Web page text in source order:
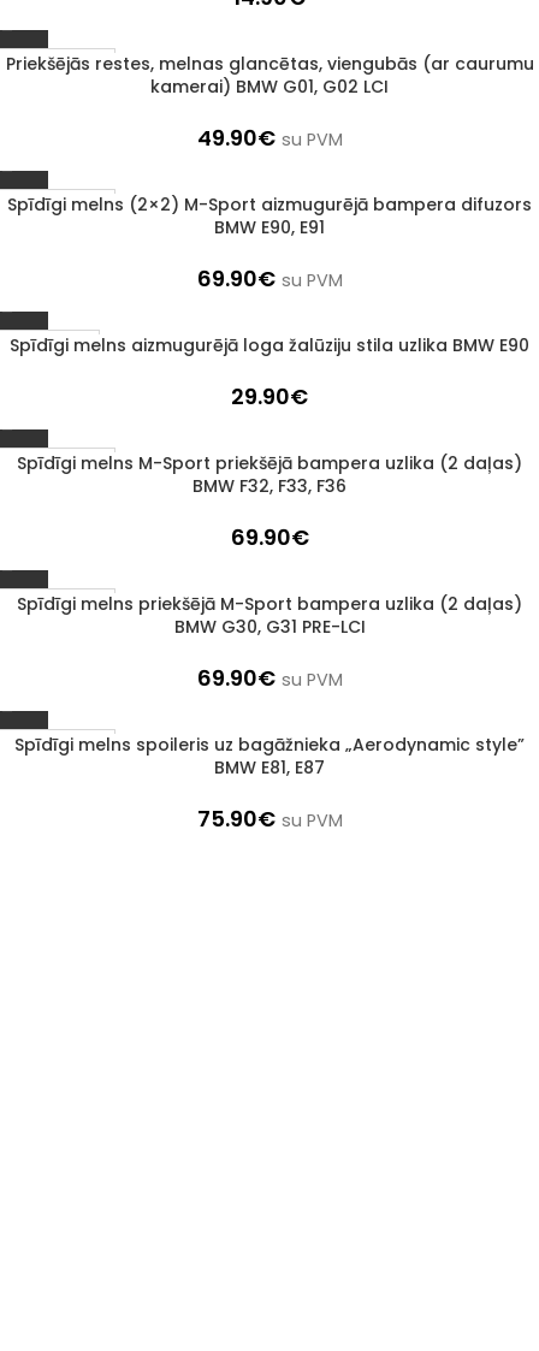
1–3 d. d.
Priekšējās restes, melnas glancētas, viengubās (ar caurumu
kamerai) BMW G01, G02 LCI
49.90€ su PVM
1–3 d. d.
Spīdīgi melns (2×2) M-Sport aizmugurējā bampera difuzors
BMW E90, E91
69.90€ su PVM
Izpārdots
Spīdīgi melns aizmugurējā loga žalūziju stila uzlika BMW E90
29.90€
1–3 d. d.
Spīdīgi melns M-Sport priekšējā bampera uzlika (2 daļas)
BMW F32, F33, F36
69.90€
1–3 d. d.
Spīdīgi melns priekšējā M-Sport bampera uzlika (2 daļas)
BMW G30, G31 PRE-LCI
69.90€ su PVM
1–3 d. d.
Spīdīgi melns spoileris uz bagāžnieka „Aerodynamic style”
BMW E81, E87
75.90€ su PVM